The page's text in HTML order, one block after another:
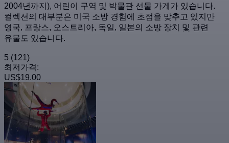
2004년까지), 어린이 구역 및 박물관 선물 가게가 있습니다.
컬렉션의 대부분은 미국 소방 경험에 초점을 맞추고 있지만
영국, 프랑스, 오스트리아, 독일, 일본의 소방 장치 및 관련
유물도 있습니다.
5 (121)
최저가격:
US$19.00